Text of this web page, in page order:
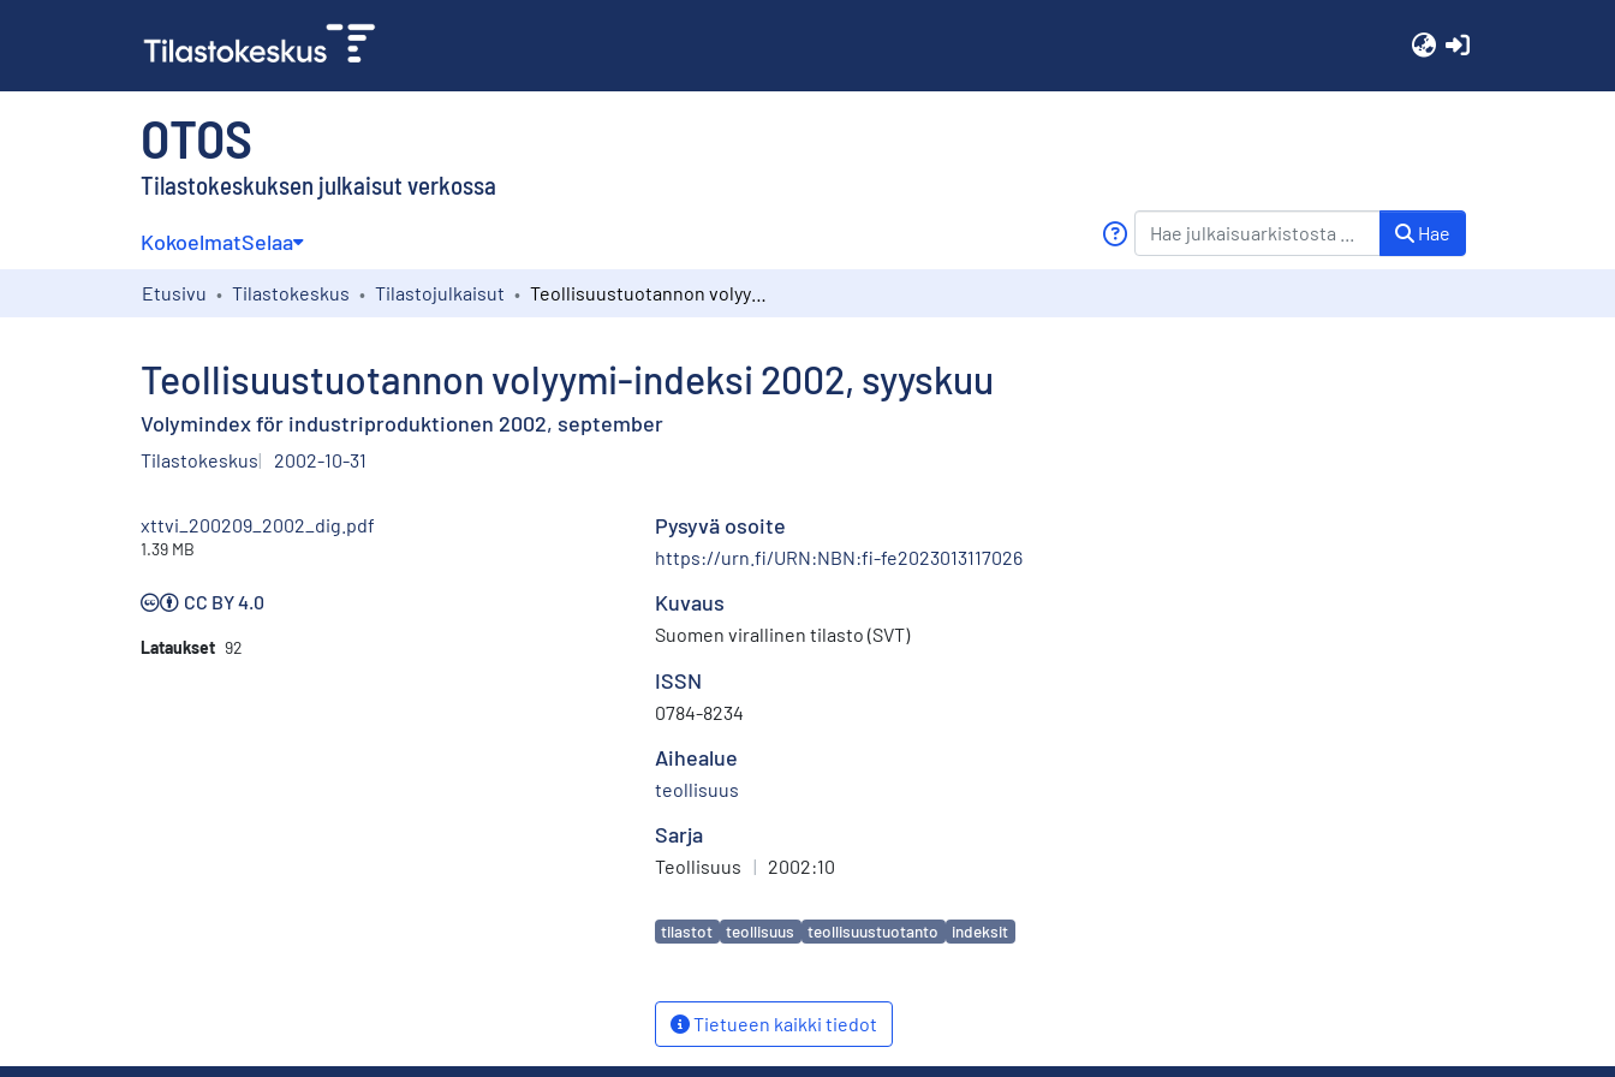
OTOS
Tilastokeskuksen julkaisut verkossa
KokoelmatSelaa Hae
Etusivu Tilastokeskus Tilastojulkaisut
Teollisuustuotannon volyymi-indeksi 2002, syyskuu
Volymindex för industriproduktionen 2002, september
Tilastokeskus 2002-10-31
xttvi_200209_2002_dig.pdf
1.39 MB
CC BY 4.0
Lataukset 92
Pysyvä osoite
https://urn.fi/URN:NBN:fi-fe2023013117026
Kuvaus
Suomen virallinen tilasto (SVT)
ISSN
0784-8234
Aihealue
teollisuus
Sarja
Teollisuus | 2002:10
Avainsanat
tilastot teollisuus teollisuustuotanto indeksit
Tietueen kaikki tiedot